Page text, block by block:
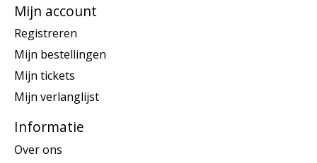
Mijn account
Registreren
Mijn bestellingen
Mijn tickets
Mijn verlanglijst
Informatie
Over ons